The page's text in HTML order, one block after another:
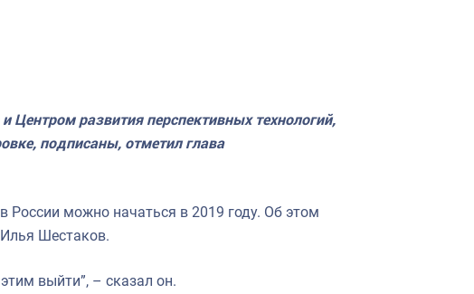
развития перспективных технологий,
подписаны, отметил глава
можно начаться в 2019 году. Об этом
Шестаков.
выйти”, – сказал он.